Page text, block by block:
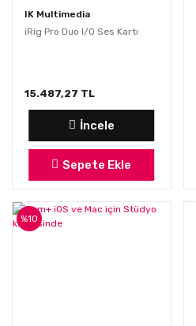
IK Multimedia
iRig Pro Duo I/O Ses Kartı
15.487,27 TL
İncele
Sepete Ekle
%10